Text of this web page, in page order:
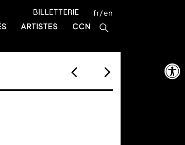
Ouvrir
BILLETTERIE fr en
ARTISTES CCN